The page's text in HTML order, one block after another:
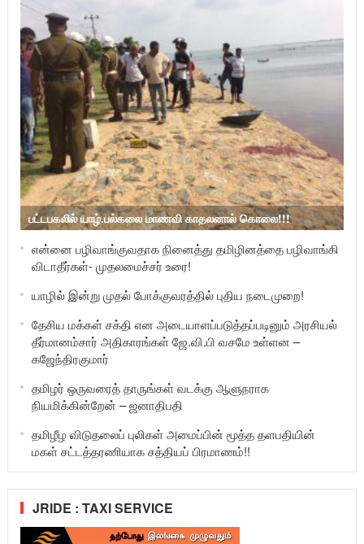
பட்டபகலில் யாழ்.பல்கலை மாணவி காதலனால் கொலை!!!
என்னை பழிவாங்குவதாக நினைத்து தமிழினத்தை பழிவாங்கி
விடாதீர்கள்- முதலமைச்சர் உரை!
யாழில் இன்று முதல் போக்குவரத்தில் புதிய நடைமுறை!
தேசிய மக்கள் சக்தி என அடையாளப்படுத்தப்படினும் அரசியல்
தீர்மானம்சார் அதிகாரங்கள் ஜே.வி.பி வசமே உள்ளன –
கஜேந்திரகுமார்
தமிழர் ஒருவரைத் தாருங்கள் வடக்கு ஆளுநராக
நியமிக்கின்றேன் – ஜனாதிபதி
தமிழீழ விடுதலைப் புலிகள் அமைப்பின் மூத்த தளபதியின்
மகள் சட்டத்தரணியாக சத்தியப் பிரமாணம்!!
JRIDE : TAXI SERVICE